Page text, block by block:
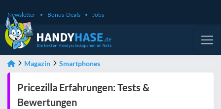
Newsletter Bonus-Deals Jobs
Magazin Smartphones
Pricezilla Erfahrungen: Tests &
Bewertungen